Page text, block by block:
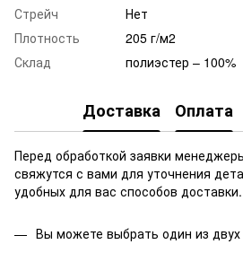
Стрейч
Нет
Плотность
205 г/м2
Склад
полиэстер – 100%
Доставка Оплата
Перед обработкой заявки
свяжутся с вами для уточнения
удобных для вас способов доставки.
Вы можете выбрать один из